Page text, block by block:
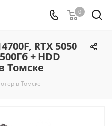
0
RTX 5050
+ HDD
Томске
в Томске